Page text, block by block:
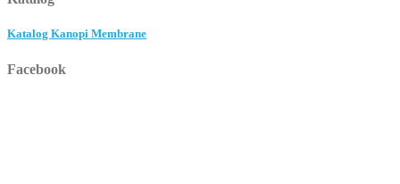
Katalog Kanopi Membrane
Facebook